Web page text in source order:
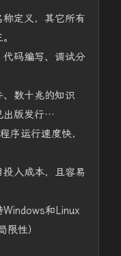
定义，其它所有
码编写、调试分
数十兆的知识
出版发行…
运行速度快，
入成本，且容易
和Linux
限性）